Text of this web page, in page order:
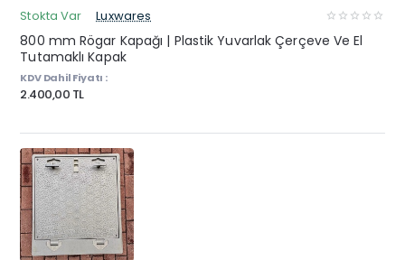
Stokta Var Luxwares
800 mm Rögar Kapağı | Plastik Yuvarlak Çerçeve Ve El
Tutamaklı Kapak
KDV Dahil Fiyatı :
2.400,00 TL